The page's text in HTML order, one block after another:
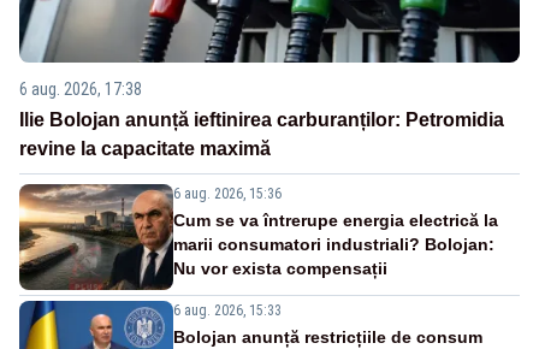
6 aug. 2026, 17:38
Ilie Bolojan anunță ieftinirea carburanților: Petromidia
revine la capacitate maximă
6 aug. 2026, 15:36
Cum se va întrerupe energia electrică la
marii consumatori industriali? Bolojan:
Nu vor exista compensații
6 aug. 2026, 15:33
Bolojan anunță restricțiile de consum